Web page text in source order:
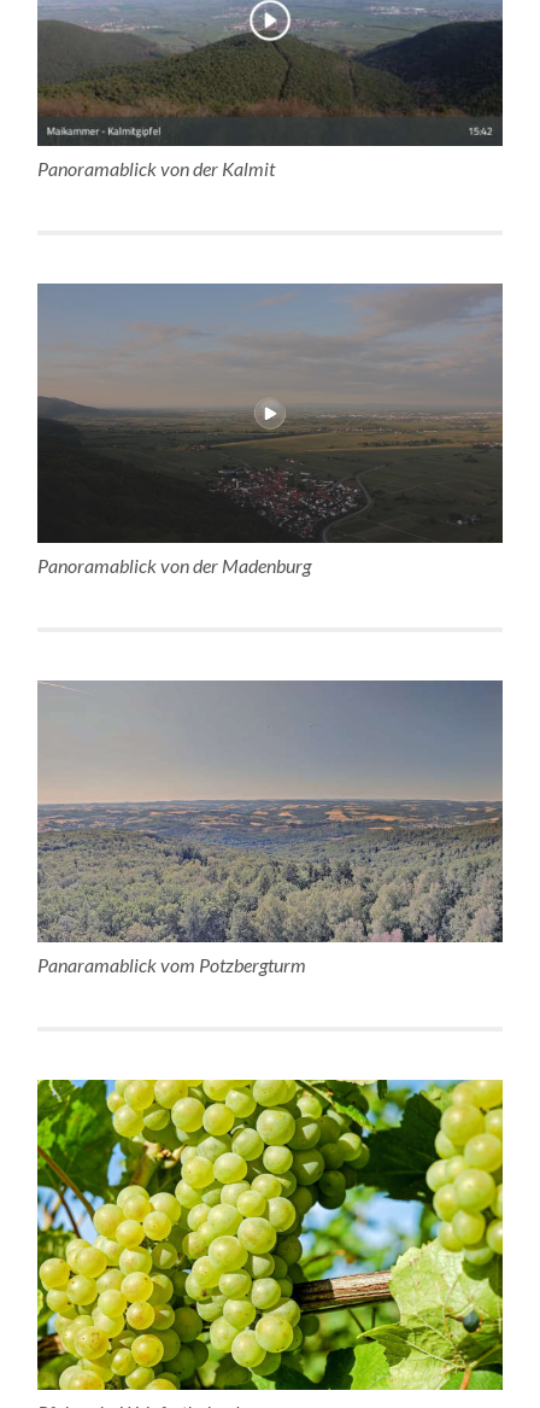
Panoramablick von der Kalmit
Panoramablick von der Madenburg
Panaramablick vom Potzbergturm